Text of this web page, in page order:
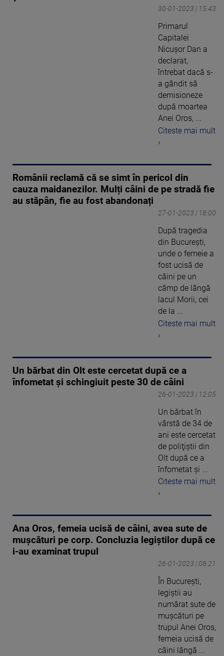
30-01-2023 | 15:43
Primarul
Capitalei
Nicuşor Dan a
declarat,
întrebat dacă s-
a gândit să
demisioneze
după moartea
Anei Oros, ...
Citeste mai mult
›
Românii reclamă că se simt în pericol din
cauza maidanezilor. Mulți câini de pe stradă fie
au stăpân, fie au fost abandonați
27-01-2023 | 18:00
După tragedia
din București,
unde o femeie a
fost ucisă de
căini pe un
câmp de lângă
lacul Morii, cei
de la ...
Citeste mai mult
›
Un bărbat din Olt este cercetat după ce a
înfometat şi schingiuit peste 30 de câini
26-01-2023 | 12:05
Un bărbat în
vârstă de 34 de
ani este cercetat
de poliţiştii din
Olt după ce a
înfometat şi ...
Citeste mai mult
›
Ana Oros, femeia ucisă de câini, avea sute de
mușcături pe corp. Concluzia legiștilor după ce
i-au examinat trupul
26-01-2023 | 08:21
În București,
legiștii au
numărat sute de
mușcături pe
trupul Anei Oros,
femeia ucisă de
câini lângă ...